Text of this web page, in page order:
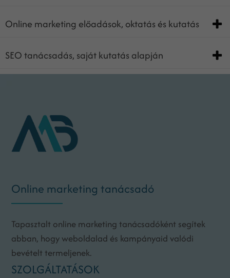
Online marketing előadások, oktatás és kutatás
SEO tanácsadás, saját kutatás alapján
Online marketing tanácsadó
Tapasztalt online marketing tanácsadóként segítek
abban, hogy weboldalad és kampányaid valódi
bevételt termeljenek.
SZOLGÁLTATÁSOK